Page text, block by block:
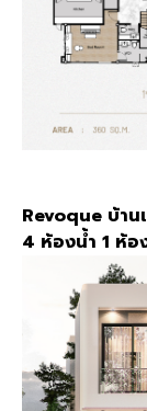
Revoque บ้า
4 ห้องน้ำ 1 ห้อ